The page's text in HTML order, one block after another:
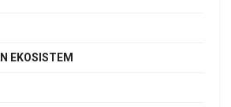
EKOSISTEM